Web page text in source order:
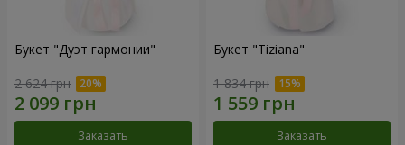
Букет "Дуэт гармонии"
2 624 грн
Заказать
Букет "Tiziana"
1 834 грн
Заказать